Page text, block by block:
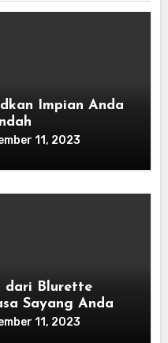
Impian Anda
11, 2023
dari Blurette
Sayang Anda
11, 2023